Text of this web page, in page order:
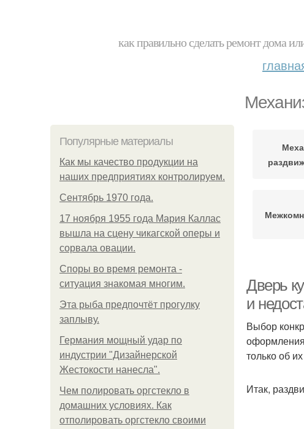
как правильно сделать ремонт дома
Популярные материалы
Как мы качество продукции на
наших предприятиях контролируем.
Сентябрь 1970 года.
17 ноября 1955 года Мария Каллас
вышла на сцену чикагской оперы и
сорвала овации.
Споры во время ремонта -
ситуация знакомая многим.
Эта рыба предпочтёт прогулку
заплыву.
Германия мощный удар по
индустрии "Дизайнерской
Жестокости нанесла".
Чем полировать оргстекло в
домашних условиях. Как
отполировать оргстекло своими
Дверь
и
Выбор
только об
Итак,